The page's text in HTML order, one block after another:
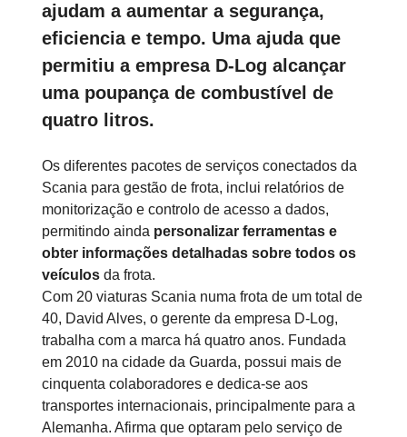
ajudam a aumentar a segurança,
eficiencia e tempo. Uma ajuda que
permitiu a empresa D-Log alcançar
uma poupança de combustível de
quatro litros.
Os diferentes pacotes de serviços conectados da
Scania para gestão de frota, inclui relatórios de
monitorização e controlo de acesso a dados,
permitindo ainda personalizar ferramentas e
obter informações detalhadas sobre todos os
veículos da frota.
Com 20 viaturas Scania numa frota de um total de
40, David Alves, o gerente da empresa D-Log,
trabalha com a marca há quatro anos. Fundada
em 2010 na cidade da Guarda, possui mais de
cinquenta colaboradores e dedica-se aos
transportes internacionais, principalmente para a
Alemanha. Afirma que optaram pelo serviço de